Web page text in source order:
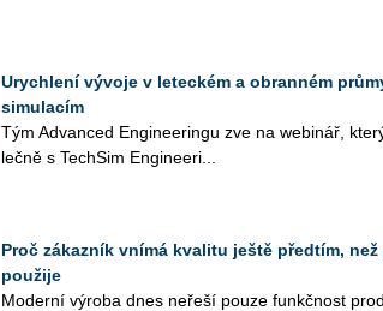
Urychlení vývoje v leteckém a obranném
simulacím
Tým Advan­ced En­gi­nee­rin­gu zve na webi­nář,
leč­ně s Tech­Si­m Engineeri...
Proč zákazník vnímá kvalitu ještě předtím,
použije
Mo­der­ní vý­ro­ba dnes ne­ře­ší pouze funkč­nost